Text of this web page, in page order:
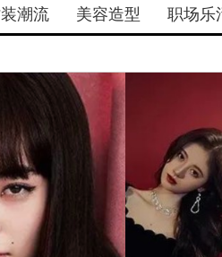
潮流 美容造型 职场乐